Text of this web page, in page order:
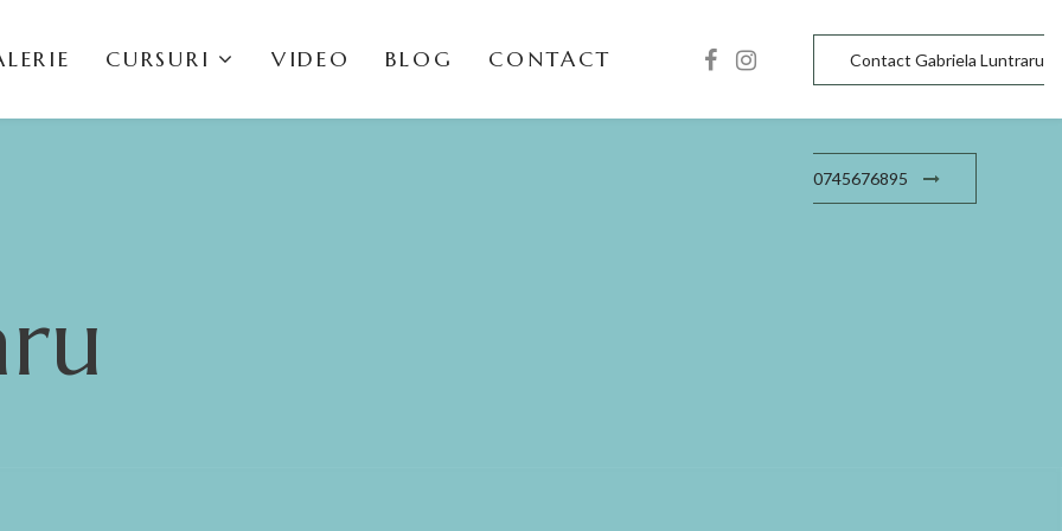
CURSURI VIDEO BLOG CONTACT Contact Gabriela Luntraru
0745676895